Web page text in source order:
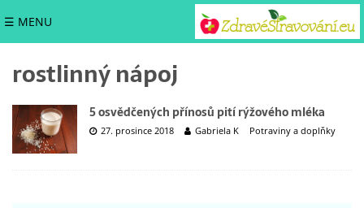
☰ MENU
rostlinný nápoj
5 osvědčených přínosů pití rýžového mléka
27. prosince 2018 Gabriela K Potraviny a doplňky